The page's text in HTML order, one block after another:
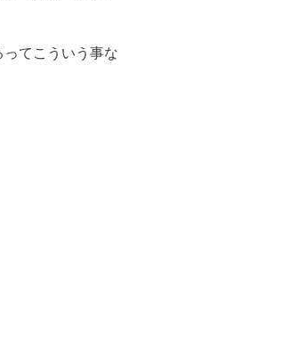
てこういう事な